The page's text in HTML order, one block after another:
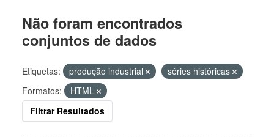
Não foram encontrados
conjuntos de dados
Etiquetas: produção industrial
séries históricas
Formatos:
HTML
Filtrar Resultados